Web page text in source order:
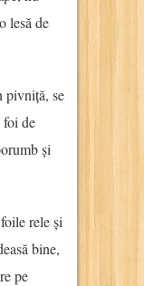
lesă de
pivniță, se
foi de
și
rele și
bine,
pe